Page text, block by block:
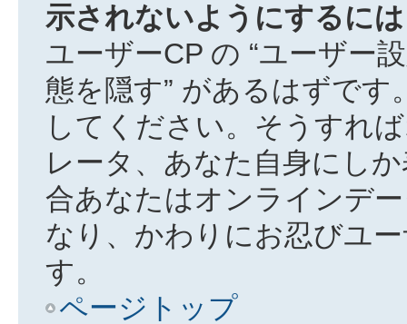
示されないようにするに
ユーザーCP の “ユーザー
態を隠す” があるはずです
してください。そうすれ
レータ、あなた自身にし
合あなたはオンラインデ
なり、かわりにお忍びユ
す。
ページトップ